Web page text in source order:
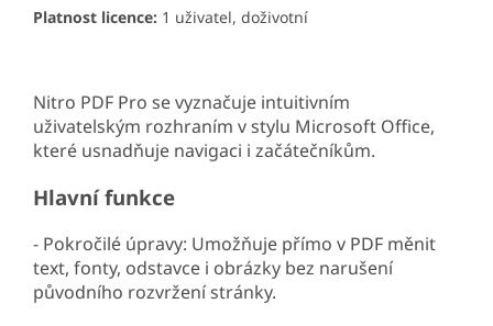
Platnost licence: 1 uživatel, doživotní
Nitro PDF Pro se vyznačuje intuitivním
uživatelským rozhraním v stylu Microsoft Office,
které usnadňuje navigaci i začátečníkům.
Hlavní funkce
- Pokročilé úpravy: Umožňuje přímo v PDF měnit
text, fonty, odstavce i obrázky bez narušení
původního rozvržení stránky.